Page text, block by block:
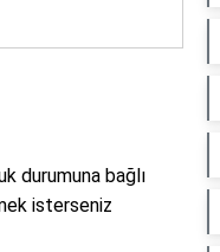
durumuna bağlı
isterseniz